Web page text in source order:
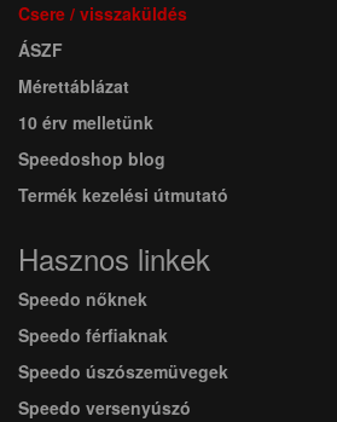
Csere / visszaküldés
ÁSZF
Mérettáblázat
10 érv melletünk
Speedoshop blog
Termék kezelési útmutató
Hasznos linkek
Speedo nőknek
Speedo férfiaknak
Speedo úszószemüvegek
Speedo versenyúszó